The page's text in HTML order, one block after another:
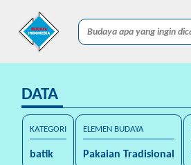
DATA
KATEGORI
batik
ELEMEN BUDAYA
Pakaian Tradisional